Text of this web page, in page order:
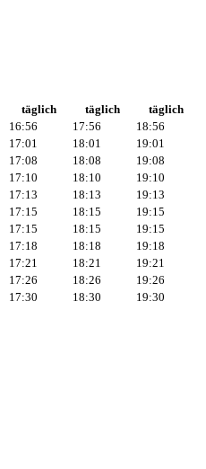
täglich täglich
täglich
16:56 17:56
18:56
17:01 18:01
19:01
17:08 18:08
19:08
17:10 18:10
19:10
17:13 18:13
19:13
17:15 18:15
19:15
17:15 18:15
19:15
17:18 18:18
19:18
17:21 18:21
19:21
17:26 18:26
19:26
17:30 18:30 19:30